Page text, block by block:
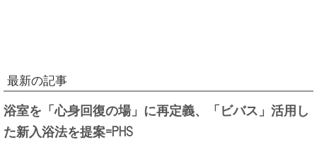
最新の記事
浴室を「心身回復の場」に再定義、「ビバス」活用し
た新入浴法を提案=PHS